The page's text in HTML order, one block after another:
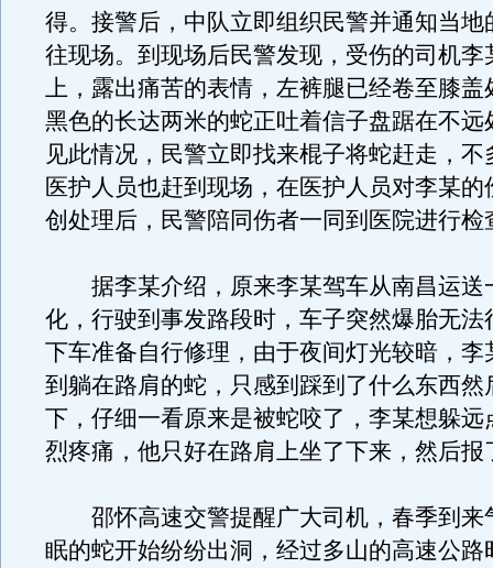
得。接警后，中队立即组织民警并通知当地
往现场。到现场后民警发现，受伤的司机李
上，露出痛苦的表情，左裤腿已经卷至膝盖
黑色的长达两米的蛇正吐着信子盘踞在不远
见此情况，民警立即找来棍子将蛇赶走，不
医护人员也赶到现场，在医护人员对李某的
创处理后，民警陪同伤者一同到医院进行检
据李某介绍，原来李某驾车从南昌运送
化，行驶到事发路段时，车子突然爆胎无法
下车准备自行修理，由于夜间灯光较暗，李
到躺在路肩的蛇，只感到踩到了什么东西然
下，仔细一看原来是被蛇咬了，李某想躲远
烈疼痛，他只好在路肩上坐了下来，然后报
邵怀高速交警提醒广大司机，春季到来
眠的蛇开始纷纷出洞，经过多山的高速公路